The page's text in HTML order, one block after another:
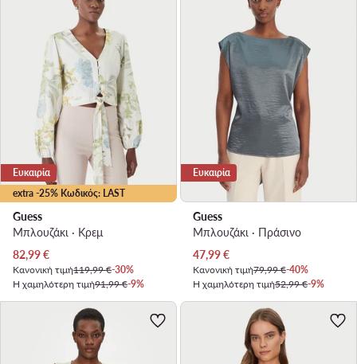
extra -25% Κωδικός: LAST
Ευκαιρία
Guess
Μπλουζάκι · Κρεμ
Τρέχουσα τιμή
82,99€
Κανονική τιμή119,99 €-30%
Η χαμηλότερη τιμή91,99 €-9%
Ευκαιρία
Guess
Μπλουζάκι · Πράσινο
Τρέχουσα τιμή
47,99€
Κανονική τιμή79,99 €-40%
Η χαμηλότερη τιμή52,99 €-9%